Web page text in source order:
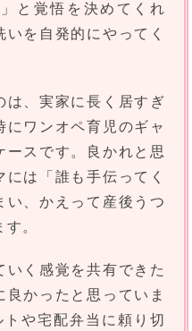
と覚悟を決めてくれ
を自発的にやってく
は、実家に長く居すぎ
にワンオペ育児のギャ
ースです。良かれと思
は「誰も手伝ってく
い、かえって産後うつ
。
いく感覚を共有できた
かったと思っていま
や宅配弁当に頼り切